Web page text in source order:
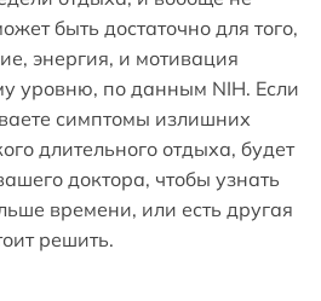
быть достаточно для того,
энергия, и мотивация
уровню, по данным NIH. Если
симптомы излишних
длительного отдыха, будет
доктора, чтобы узнать
времени, или есть другая
решить.